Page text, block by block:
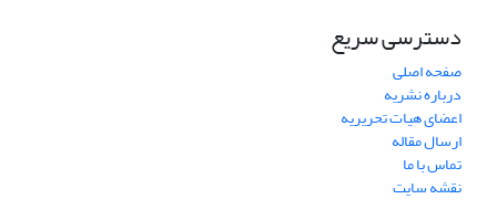
دسترسی سریع
صفحه اصلی
درباره نشریه
اعضای هیات تحریریه
ارسال مقاله
تماس با ما
نقشه سایت